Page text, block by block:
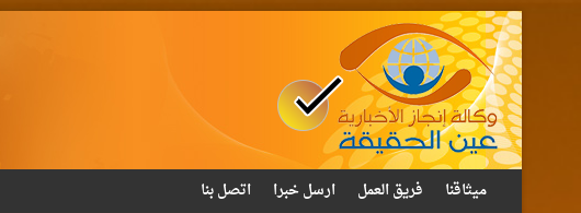
ميثاقنا فريق العمل ارسل خبرا اتصل بنا